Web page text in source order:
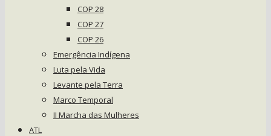
COP 28
COP 27
COP 26
Emergência Indígena
Luta pela Vida
Levante pela Terra
Marco Temporal
II Marcha das Mulheres
ATL